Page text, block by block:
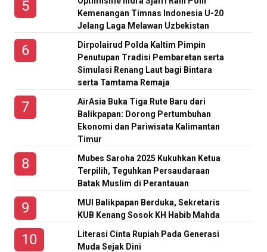
Kemenangan Timnas Indonesia U-20
Jelang Laga Melawan Uzbekistan
Dirpolairud Polda Kaltim Pimpin
Penutupan Tradisi Pembaretan serta
Simulasi Renang Laut bagi Bintara
serta Tamtama Remaja
AirAsia Buka Tiga Rute Baru dari
Balikpapan: Dorong Pertumbuhan
Ekonomi dan Pariwisata Kalimantan
Timur
Mubes Saroha 2025 Kukuhkan Ketua
Terpilih, Teguhkan Persaudaraan
Batak Muslim di Perantauan
MUI Balikpapan Berduka, Sekretaris
KUB Kenang Sosok KH Habib Mahda
Literasi Cinta Rupiah Pada Generasi
Muda Sejak Dini